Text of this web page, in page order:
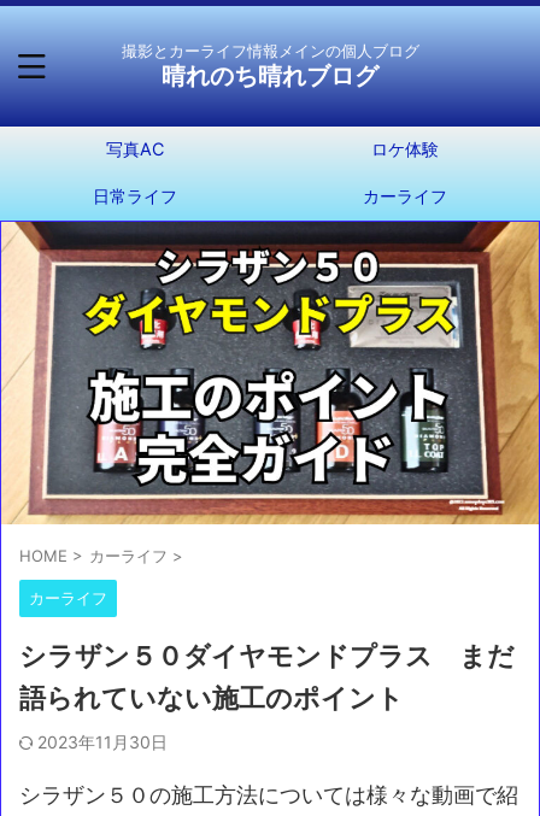
撮影とカーライフ情報メインの個人ブログ
晴れのち晴れブログ
写真AC ロケ体験
日常ライフ カーライフ
HOME > カーライフ >
カーライフ
シラザン５０ダイヤモンドプラス まだ
語られていない施工のポイント
2023年11月30日
シラザン５０の施工方法については様々な動画で紹